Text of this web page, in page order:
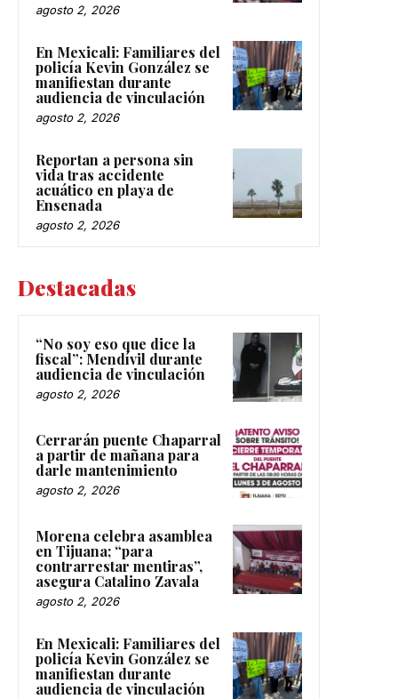
agosto 2, 2026
En Mexicali: Familiares del
policía Kevin González se
manifiestan durante
audiencia de vinculación
agosto 2, 2026
Reportan a persona sin
vida tras accidente
acuático en playa de
Ensenada
agosto 2, 2026
Destacadas
“No soy eso que dice la
fiscal”: Mendívil durante
audiencia de vinculación
agosto 2, 2026
Cerrarán puente Chaparral
a partir de mañana para
darle mantenimiento
agosto 2, 2026
Morena celebra asamblea
en Tijuana; “para
contrarrestar mentiras”,
asegura Catalino Zavala
agosto 2, 2026
En Mexicali: Familiares del
policía Kevin González se
manifiestan durante
audiencia de vinculación